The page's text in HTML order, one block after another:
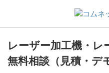
レーザー加工機・レ
無料相談（見積・デ